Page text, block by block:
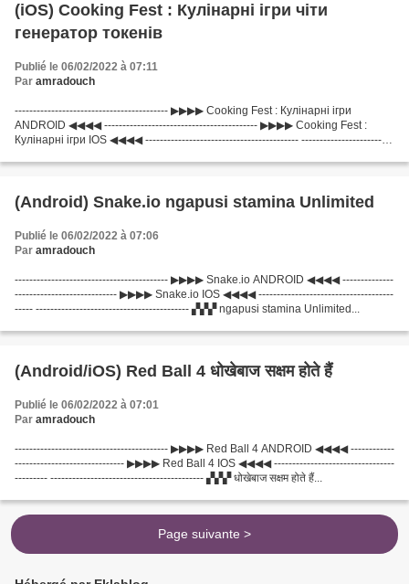
(iOS) Cooking Fest : Кулінарні ігри чіти
генератор токенів
Publié le 06/02/2022 à 07:11
Par amradouch
------------------------------------------ ▶▶▶▶ Cooking Fest : Кулінарні ігри
ANDROID ◀◀◀◀ ------------------------------------------ ▶▶▶▶ Cooking Fest :
Кулінарні ігри IOS ◀◀◀◀ ------------------------------------------ -------------------------
(Android) Snake.io ngapusi stamina Unlimited
Publié le 06/02/2022 à 07:06
Par amradouch
------------------------------------------ ▶▶▶▶ Snake.io ANDROID ◀◀◀◀ --------------
---------------------------- ▶▶▶▶ Snake.io IOS ◀◀◀◀ -------------------------------------
----- ------------------------------------------ ▞▞▞ ngapusi stamina Unlimited...
(Android/iOS) Red Ball 4 धोखेबाज सक्षम होते हैं
Publié le 06/02/2022 à 07:01
Par amradouch
------------------------------------------ ▶▶▶▶ Red Ball 4 ANDROID ◀◀◀◀ ------------
------------------------------ ▶▶▶▶ Red Ball 4 IOS ◀◀◀◀ ---------------------------------
--------- ------------------------------------------ ▞▞▞ धोखेबाज सक्षम होते हैं...
Page suivante >